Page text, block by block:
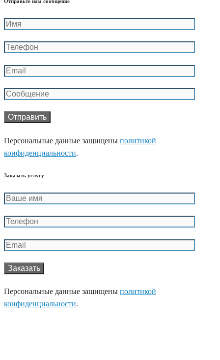
Персональные данные защищены политикой
конфиденциальности.
Заказать услугу
Персональные данные защищены политикой
конфиденциальности.